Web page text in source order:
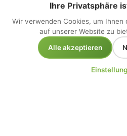
Ihre Privatsphäre
Wir verwenden Cookies, um
auf unserer Website zu
Alle akzeptieren